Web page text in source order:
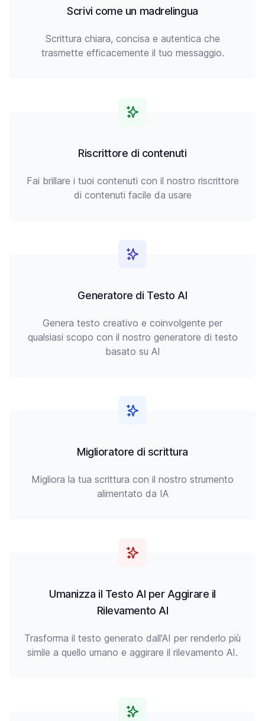
Scrivi come un madrelingua
Scrittura chiara, concisa e autentica che
trasmette efficacemente il tuo messaggio.
Riscrittore di contenuti
Fai brillare i tuoi contenuti con il nostro riscrittore
di contenuti facile da usare
Generatore di Testo AI
Genera testo creativo e coinvolgente per
qualsiasi scopo con il nostro generatore di testo
basato su AI
Miglioratore di scrittura
Migliora la tua scrittura con il nostro strumento
alimentato da IA
Umanizza il Testo AI per Aggirare il
Rilevamento AI
Trasforma il testo generato dall'AI per renderlo più
simile a quello umano e aggirare il rilevamento AI.